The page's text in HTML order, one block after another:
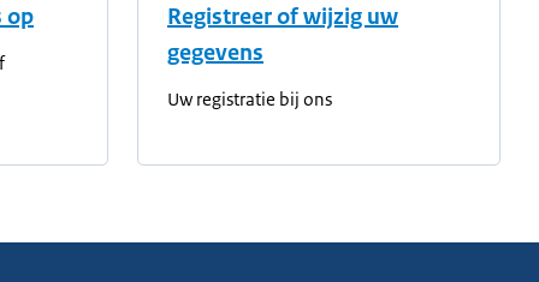
op
Registreer of wijzig uw
gegevens
Uw registratie bij ons